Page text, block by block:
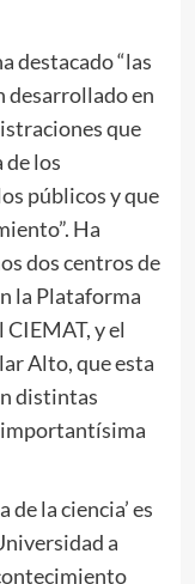
destacado “las
desarrollado en
que
de los
públicos y que
Ha
dos centros de
la Plataforma
y el
Alto, que esta
distintas
importantísima
la ciencia’ es
a